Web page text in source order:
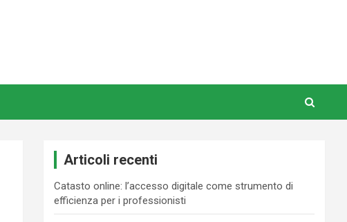
Articoli recenti
Catasto online: l’accesso digitale come strumento di
efficienza per i professionisti